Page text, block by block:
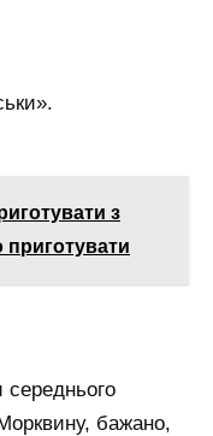
з
приготувати
середнього
бажано,